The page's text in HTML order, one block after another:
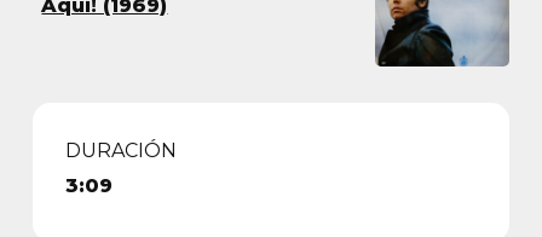
Aquí! (1969)
DURACIÓN
3:09